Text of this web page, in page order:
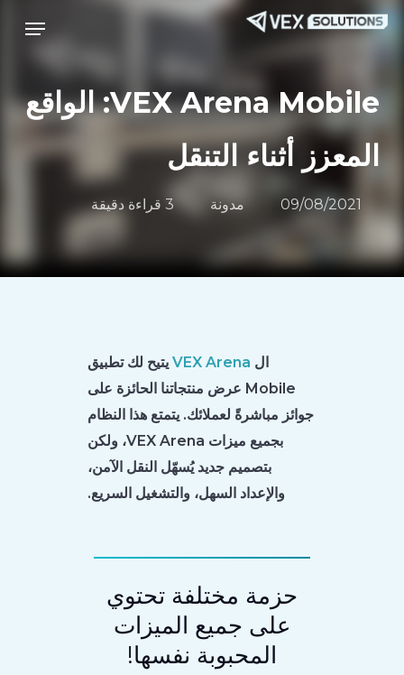
قائمة طعام
VEX Arena Mobile: الواقع
المعزز أثناء التنقل
09/08/2021 مدونة 3 قراءة دقيقة
ال VEX Arena يتيح لك تطبيق
Mobile عرض منتجاتنا الحائزة على
جوائز مباشرةً لعملائك. يتمتع هذا النظام
بجميع ميزات VEX Arena، ولكن
بتصميم جديد يُسهّل النقل الآمن،
والإعداد السهل، والتشغيل السريع.
حزمة مختلفة تحتوي
على جميع الميزات
المحبوبة نفسها!
Menu